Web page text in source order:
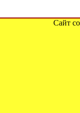
Сайт